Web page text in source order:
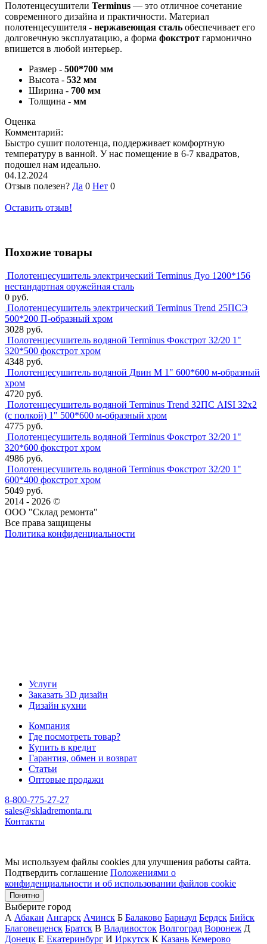
Полотенцесушители Terminus — это отличное сочетание
современного дизайна и практичности. Материал
полотенцесушителя - нержавеющая сталь обеспечивает его
долговечную эксплуатацию, а форма фокстрот гармонично
впишется в любой интерьер.
Размер - 500*700 мм
Высота - 532 мм
Ширина - 700 мм
Толщина - мм
Оценка
Комментарий:
Быстро сушит полотенца, поддерживает комфортную
температуру в ванной. У нас помещение в 6-7 квадратов,
подошел нам идеально.
04.12.2024
Отзыв полезен? Да 0 Нет 0
Оставить отзыв!
Похожие товары
Полотенцесушитель электрический Terminus Дуо 1200*156
нестандартная оружейная сталь
0 руб.
Полотенцесушитель электрический Terminus Trend 25ПСЭ
500*200 П-образный хром
3028 руб.
Полотенцесушитель водяной Terminus Фокстрот 32/20 1"
320*500 фокстрот хром
4348 руб.
Полотенцесушитель водяной Двин M 1" 600*600 м-образный
хром
4720 руб.
Полотенцесушитель водяной Terminus Trend 32ПС AISI 32х2
(с полкой) 1" 500*600 м-образный хром
4775 руб.
Полотенцесушитель водяной Terminus Фокстрот 32/20 1"
320*600 фокстрот хром
4986 руб.
Полотенцесушитель водяной Terminus Фокстрот 32/20 1"
600*400 фокстрот хром
5049 руб.
2014 - 2026 ©
ООО "Склад ремонта"
Все права защищены
Политика конфиденциальности
Услуги
Заказать 3D дизайн
Дизайн кухни
Компания
Где посмотреть товар?
Купить в кредит
Гарантия, обмен и возврат
Статьи
Оптовые продажи
8-800-775-27-27
sales@skladremonta.ru
Контакты
Мы используем файлы cookies для улучшения работы сайта.
Подтвердить соглашение Положениями о
конфиденциальности и об использовании файлов cookie
Понятно
Выберите город
А Абакан Ангарск Ачинск Б Балаково Барнаул Бердск Бийск
Благовещенск Братск В Владивосток Волгоград Воронеж Д
Донецк Е Екатеринбург И Иркутск К Казань Кемерово